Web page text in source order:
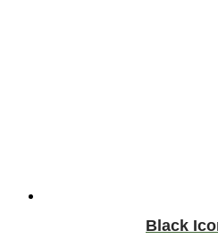
Black